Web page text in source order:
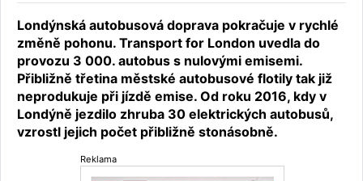
Londýnská autobusová doprava pokračuje v rychlé
změně pohonu. Transport for London uvedla do
provozu 3 000. autobus s nulovými emisemi.
Přibližně třetina městské autobusové flotily tak již
neprodukuje při jízdě emise. Od roku 2016, kdy v
Londýně jezdilo zhruba 30 elektrických autobusů,
vzrostl jejich počet přibližně stonásobně.
Reklama